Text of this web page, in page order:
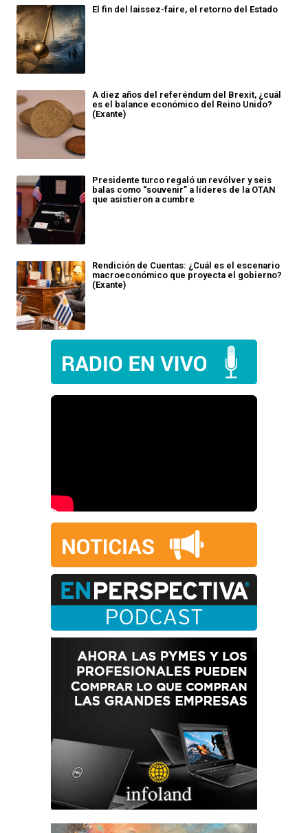
El fin del laissez-faire, el retorno del Estado
A diez años del referéndum del Brexit, ¿cuál
es el balance económico del Reino Unido?
(Exante)
Presidente turco regaló un revólver y seis
balas como “souvenir” a líderes de la OTAN
que asistieron a cumbre
Rendición de Cuentas: ¿Cuál es el escenario
macroeconómico que proyecta el gobierno?
(Exante)